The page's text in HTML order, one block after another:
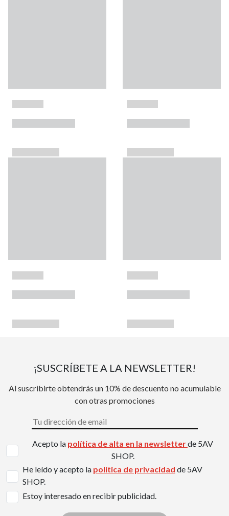
¡SUSCRÍBETE A LA NEWSLETTER!
Al suscribirte obtendrás un 10% de descuento no acumulable
con otras promociones
Acepto la política de alta en la newsletterde 5AV
SHOP.
He leído y acepto la política de privacidad de 5AV
SHOP.
Estoy interesado en recibir publicidad.